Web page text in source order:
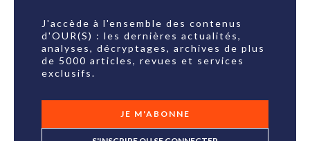
J'accède à l'ensemble des contenus
d'OUR(S) : les dernières actualités,
analyses, décryptages, archives de plus
de 5000 articles, revues et services
exclusifs.
JE M'ABONNE